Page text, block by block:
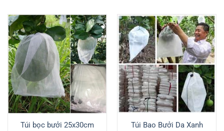
Túi bọc bưởi 25x30cm
Túi Bao Bưởi Da Xanh